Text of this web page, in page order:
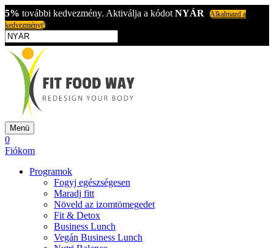
5% további kedvezmény. Aktiválja a kódot NYÁR
Alkalmazd a
kedvezményt!
Menü
0
Fiókom
Programok
Fogyj egészségesen
Maradj fitt
Növeld az izomtömegedet
Fit & Detox
Business Lunch
Vegán Business Lunch